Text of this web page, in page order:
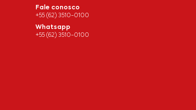
Fale conosco
+55 (62) 3510-0100
Whatsapp
+55 (62) 3510-0100